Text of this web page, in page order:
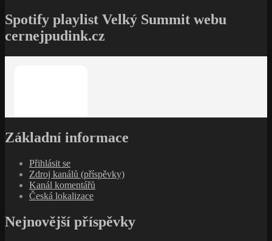
Spotify playlist Velký Summit webu
cernejpudink.cz
Základní informace
Přihlásit se
Zdroj kanálů (příspěvky)
Kanál komentářů
Česká lokalizace
Nejnovější příspěvky